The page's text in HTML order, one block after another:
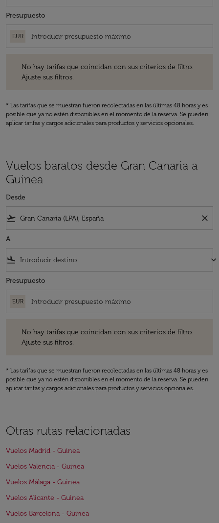
Presupuesto
EUR
No hay tarifas que coincidan con sus criterios de filtro.
Ajuste sus filtros.
* Las tarifas que se muestran fueron recolectadas en las últimas 48 horas y es
posible que ya no estén disponibles en el momento de la reserva. Se pueden
aplicar tarifas y cargos adicionales para productos y servicios opcionales.
Vuelos baratos desde Gran Canaria a
Guinea
Desde
flight_takeoff close
A
flight_land keyboard_arrow_down
Presupuesto
EUR
No hay tarifas que coincidan con sus criterios de filtro.
Ajuste sus filtros.
* Las tarifas que se muestran fueron recolectadas en las últimas 48 horas y es
posible que ya no estén disponibles en el momento de la reserva. Se pueden
aplicar tarifas y cargos adicionales para productos y servicios opcionales.
Otras rutas relacionadas
Vuelos Madrid - Guinea
Vuelos Valencia - Guinea
Vuelos Málaga - Guinea
Vuelos Alicante - Guinea
Vuelos Barcelona - Guinea